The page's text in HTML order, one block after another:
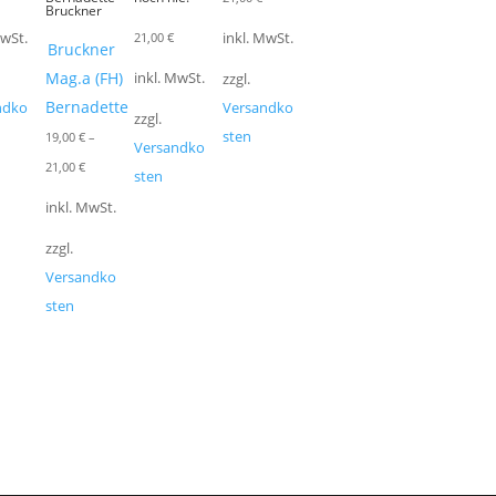
Bruckner
Bruckner
Mag.a (FH)
Bernadette
19,00€ –
21,00€
inkl. MwSt.
zzgl.
Versandko
sten
21,00€
inkl. MwSt.
zzgl.
Versandko
sten
inkl. MwSt.
zzgl.
Versandko
sten